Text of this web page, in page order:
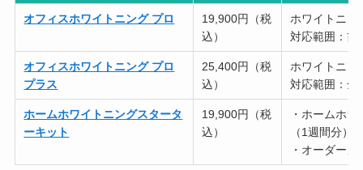
オフィスホワイトニング プロ
19,900円（税
込）
ホワイトニン
対応範囲：前
オフィスホワイトニング プロ
プラス
25,400円（税
込）
ホワイトニン
対応範囲：全
ホームホワイトニングスタータ
ーキット
19,900円（税
込）
・ホームホ
（1週間分）
・オーダー